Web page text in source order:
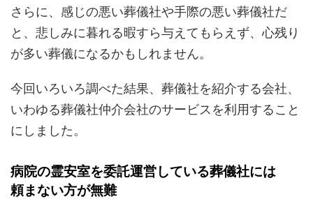
さらに、感じの悪い葬儀社や手際の悪い葬儀社だ
と、悲しみに暮れる暇すら与えてもらえず、心残り
が多い葬儀になるかもしれません。
今回いろいろ調べた結果、葬儀社を紹介する会社、
いわゆる葬儀社仲介会社のサービスを利用すること
にしました。
病院の霊安室を委託運営している葬儀社には
頼まない方が無難